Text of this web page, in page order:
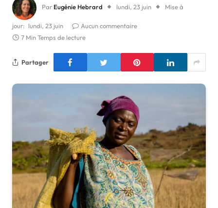
Par Eugénie Hebrard lundi, 23 juin Mise à
jour: lundi, 23 juin
Aucun commentaire
7 Min Temps de lecture
Partager